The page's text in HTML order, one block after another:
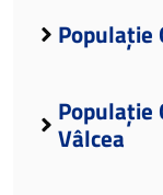
Populație
Populație
Vâlcea